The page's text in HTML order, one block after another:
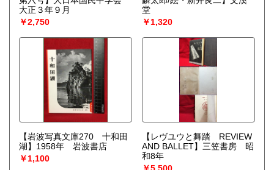
大正３年９月
￥2,750
堂
￥1,320
【岩波写真文庫270 十和田
湖】1958年 岩波書店
￥1,100
【レヴユウと舞踏 REVIEW
AND BALLET】三笠書房 昭
和8年